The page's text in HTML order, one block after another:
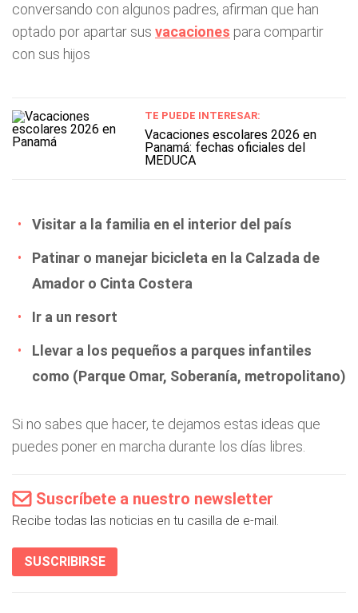
conversando con algunos padres, afirman que han
optado por apartar sus vacaciones para compartir
con sus hijos
TE PUEDE INTERESAR:
Vacaciones escolares 2026 en
Panamá: fechas oficiales del
MEDUCA
Visitar a la familia en el interior del país
Patinar o manejar bicicleta en la Calzada de
Amador o Cinta Costera
Ir a un resort
Llevar a los pequeños a parques infantiles
como (Parque Omar, Soberanía, metropolitano)
Si no sabes que hacer, te dejamos estas ideas que
puedes poner en marcha durante los días libres.
Suscríbete a nuestro newsletter
Recibe todas las noticias en tu casilla de e-mail.
SUSCRIBIRSE